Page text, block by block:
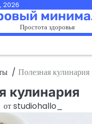
2026
Простота здоровья
Полезная кулинария
кулинария
отstudiohallo_